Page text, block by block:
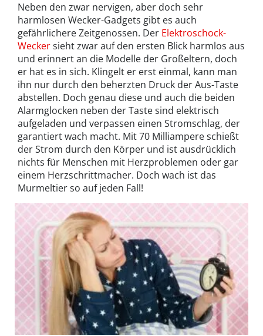
Neben den zwar nervigen, aber doch sehr
harmlosen Wecker-Gadgets gibt es auch
gefährlichere Zeitgenossen. Der Elektroschock-
Weckersieht zwar auf den ersten Blick harmlos aus
und erinnert an die Modelle der Großeltern, doch
er hat es in sich. Klingelt er erst einmal, kann man
ihn nur durch den beherzten Druck der Aus-Taste
abstellen. Doch genau diese und auch die beiden
Alarmglocken neben der Taste sind elektrisch
aufgeladen und verpassen einen Stromschlag, der
garantiert wach macht. Mit 70 Milliampere schießt
der Strom durch den Körper und ist ausdrücklich
nichts für Menschen mit Herzproblemen oder gar
einem Herzschrittmacher. Doch wach ist das
Murmeltier so auf jeden Fall!